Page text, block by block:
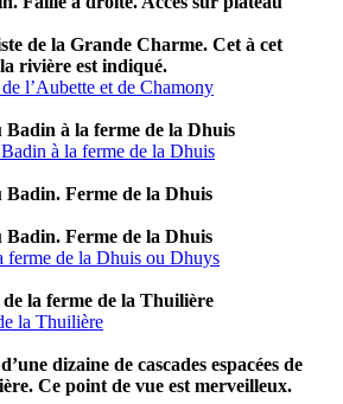
de la Grande Charme. Cet à cet
rivière est indiqué.
l’Aubette et de Chamony
Badin à la ferme de la Dhuis
Badin à la ferme de la Dhuis
Badin. Ferme de la Dhuis
Badin. Ferme de la Dhuis
ferme de la Dhuis ou Dhuys
la ferme de la Thuilière
la Thuilière
dizaine de cascades espacées de
Ce point de vue est merveilleux.